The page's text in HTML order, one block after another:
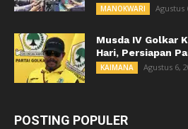
MANOKWARI Agustus
Musda IV Golkar
Hari, Persiapan
KAIMANA Agustus 6,
POSTING POPULER